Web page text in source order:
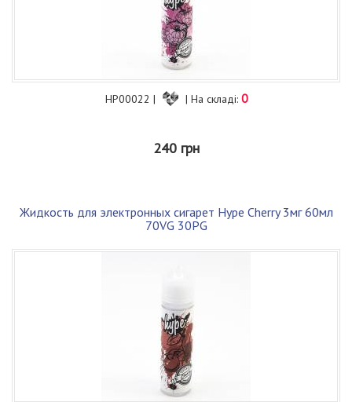
HP00022 | | На складі: 0
240 грн
Жидкость для электронных сигарет Hype Cherry 3мг 60мл
70VG 30PG